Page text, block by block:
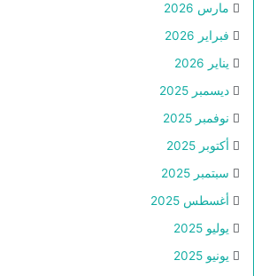
مارس 2026
فبراير 2026
يناير 2026
ديسمبر 2025
نوفمبر 2025
أكتوبر 2025
سبتمبر 2025
أغسطس 2025
يوليو 2025
يونيو 2025